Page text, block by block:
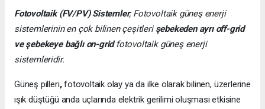
Fotovoltaik (FV/PV) Sistemler; Fotovoltaik güneş enerji
sistemlerinin en çok bilinen çeşitleri şebekeden ayrı off-grid
ve şebekeye bağlı on-gridfotovoltaik güneş enerji
sistemleridir.
Güneş pilleri,fotovoltaik olay ya da ilke olarak bilinen, üzerlerine
ışık düştüğü anda uçlarında elektrik gerilimi oluşması etkisine